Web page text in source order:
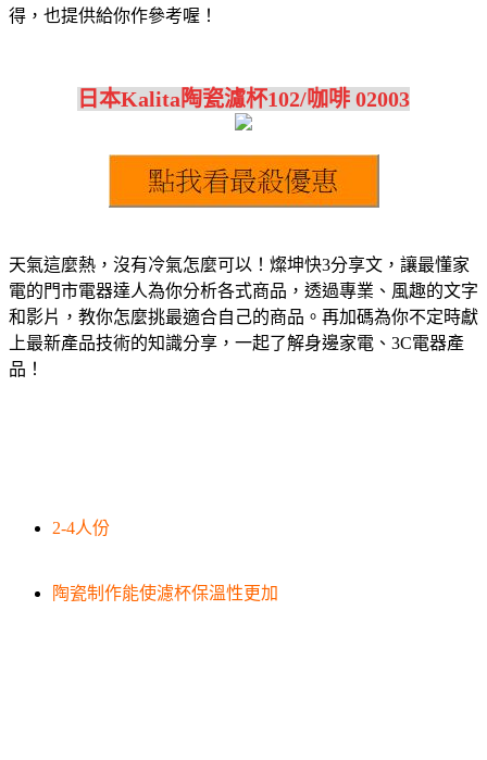
得，也提供給你作參考喔！
日本Kalita陶瓷濾杯102/咖啡 02003
天氣這麼熱，沒有冷氣怎麼可以！燦坤快3分享文，讓最懂家
電的門市電器達人為你分析各式商品，透過專業、風趣的文字
和影片，教你怎麼挑最適合自己的商品。再加碼為你不定時獻
上最新產品技術的知識分享，一起了解身邊家電、3C電器產
品！
2-4人份
陶瓷制作能使濾杯保溫性更加